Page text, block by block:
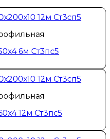
6м Ст3пс5
12м Ст3пс5